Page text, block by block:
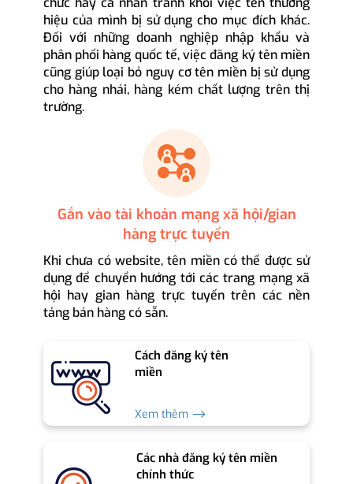
hiệu của mình bị sử dụng cho mục đích khác.
Đối với những doanh nghiệp nhập khẩu và
phân phối hàng quốc tế, việc đăng ký tên miền
cũng giúp loại bỏ nguy cơ tên miền bị sử dụng
cho hàng nhái, hàng kém chất lượng trên thị
trường.
Gắn vào tài khoản mạng xã hội/gian
hàng trực tuyến
Khi chưa có website, tên miền có thể được sử
dụng để chuyển hướng tới các trang mạng xã
hội hay gian hàng trực tuyến trên các nền
tảng bán hàng có sẵn.
Cách đăng ký tên
miền
Xem thêm ⟶
Các nhà đăng ký tên miền
chính thức